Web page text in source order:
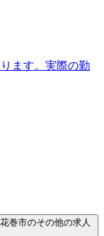
ます。実際の勤
巻市のその他の求人